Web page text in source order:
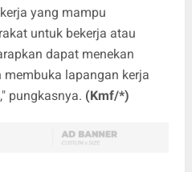
yang mampu
untuk bekerja atau
dapat menekan
lapangan kerja
pungkasnya. (Kmf/*)